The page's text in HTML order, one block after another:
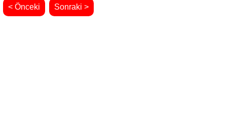
< Önceki Sonraki >